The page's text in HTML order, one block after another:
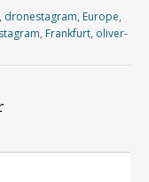
, dronestagram, Europe,
, Frankfurt, oliver-